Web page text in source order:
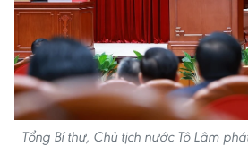
Tổng Bí thư, Chủ tịch nước Tô Lâm